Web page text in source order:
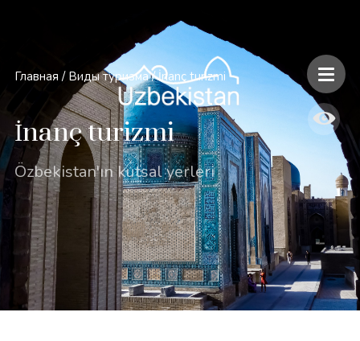
Главная / Виды туризма / İnanç turizmi
İnanç turizmi
Özbekistan'ın kutsal yerleri